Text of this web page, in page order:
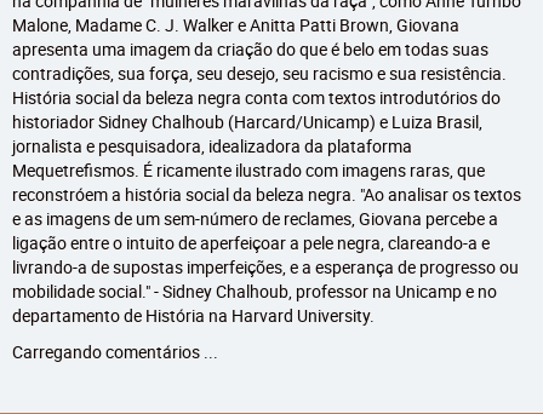
Malone, Madame C. J. Walker e Anitta Patti Brown, Giovana
apresenta uma imagem da criação do que é belo em todas suas
contradições, sua força, seu desejo, seu racismo e sua resistência.
História social da beleza negra conta com textos introdutórios do
historiador Sidney Chalhoub (Harcard/Unicamp) e Luiza Brasil,
jornalista e pesquisadora, idealizadora da plataforma
Mequetrefismos. É ricamente ilustrado com imagens raras, que
reconstróem a história social da beleza negra. "Ao analisar os textos
e as imagens de um sem-número de reclames, Giovana percebe a
ligação entre o intuito de aperfeiçoar a pele negra, clareando-a e
livrando-a de supostas imperfeições, e a esperança de progresso ou
mobilidade social." - Sidney Chalhoub, professor na Unicamp e no
departamento de História na Harvard University.
Carregando comentários ...